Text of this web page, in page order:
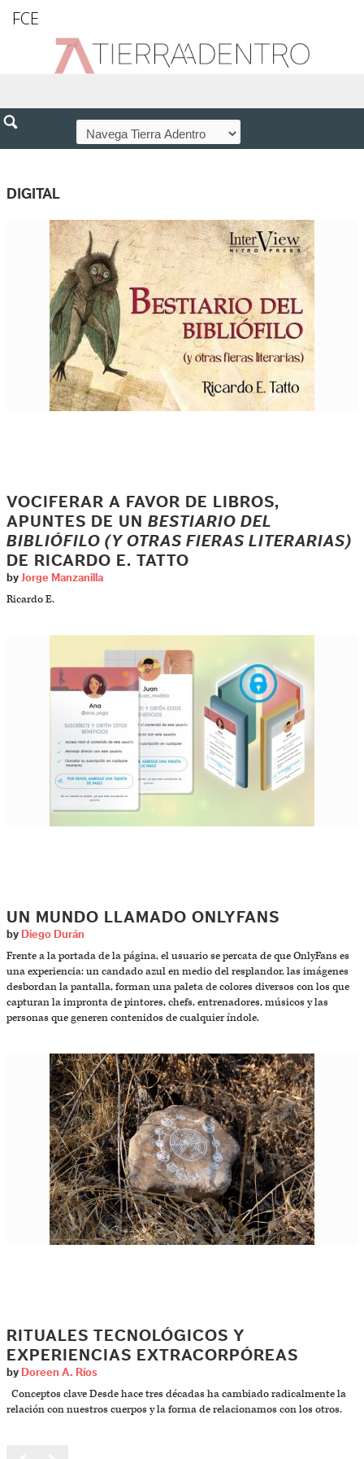
FCE
DIGITAL
VOCIFERAR A FAVOR DE LIBROS,
APUNTES DE UN BESTIARIO DEL
BIBLIÓFILO (Y OTRAS FIERAS LITERARIAS)
DE RICARDO E. TATTO
by Jorge Manzanilla
Ricardo E.
UN MUNDO LLAMADO ONLYFANS
by Diego Durán
Frente a la portada de la página, el usuario se percata de que OnlyFans es
una experiencia: un candado azul en medio del resplandor, las imágenes
desbordan la pantalla, forman una paleta de colores diversos con los que
capturan la impronta de pintores, chefs, entrenadores, músicos y las
personas que generen contenidos de cualquier índole.
RITUALES TECNOLÓGICOS Y
EXPERIENCIAS EXTRACORPÓREAS
by Doreen A. Ríos
Conceptos clave Desde hace tres décadas ha cambiado radicalmente la
relación con nuestros cuerpos y la forma de relacionamos con los otros.